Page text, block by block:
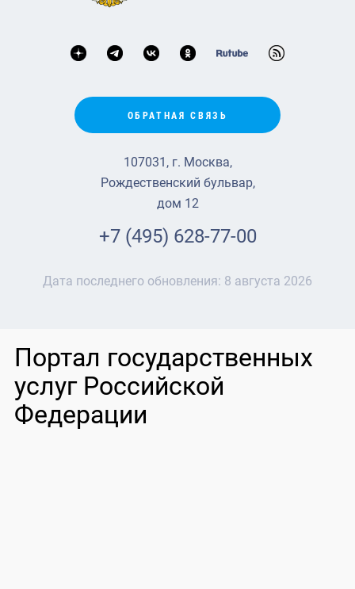
ОБРАТНАЯ СВЯЗЬ
107031, г. Москва,
Рождественский бульвар,
дом 12
+7 (495) 628-77-00
Дата последнего обновления: 8 августа 2026
Портал государственных
услуг Российской
Федерации